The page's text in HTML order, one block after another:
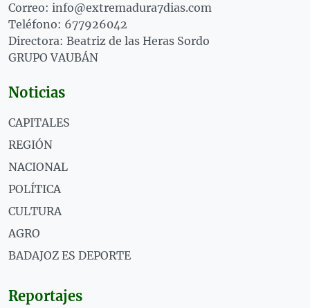
Correo: info@extremadura7dias.com
Teléfono: 677926042
Directora: Beatriz de las Heras Sordo
GRUPO VAUBÁN
Noticias
CAPITALES
REGIÓN
NACIONAL
POLÍTICA
CULTURA
AGRO
BADAJOZ ES DEPORTE
Reportajes